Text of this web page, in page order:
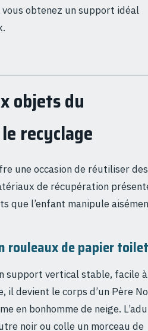
obtenez un support idéal
objets du
recyclage
une occasion de réutiliser des
de récupération
que l’enfant manipule
rouleaux de papier
support vertical stable, facile à
il devient le corps d’un Père
en bonhomme de neige.
noir ou colle un morceau de